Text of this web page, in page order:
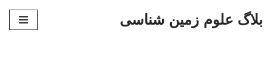
بلاگ علوم زمین شناسی